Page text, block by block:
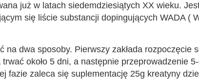
już w latach siedemdziesiątych XX wieku.
się liście substancji dopingujących WADA (
na dwa sposoby. Pierwszy zakłada rozpoczęcie
trwać około 5 dni, a następnie przeprowadzenie
fazie zaleca się suplementację 25g kreatyny